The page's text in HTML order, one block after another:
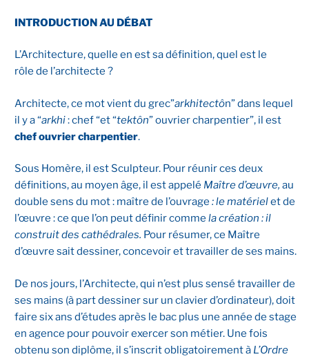
INTRODUCTION AU DÉBAT
L’Architecture, quelle en est sa définition, quel est le
rôle de l’architecte ?
Architecte, ce mot vient du grec”arkhitectôn” dans lequel
il y a “arkhi: chef “et “tektôn” ouvrier charpentier”, il est
chef ouvrier charpentier.
Sous Homère, il est Sculpteur. Pour réunir ces deux
définitions, au moyen âge, il est appelé Maître d’œuvre, au
double sens du mot : maître de l’ouvrage: le matérielet de
l’œuvre : ce que l’on peut définir commela création : il
construit des cathédrales. Pour résumer, ce Maître
d’œuvre sait dessiner, concevoir et travailler de ses mains.
De nos jours, l’Architecte, qui n’est plus sensé travailler de
ses mains (à part dessiner sur un clavier d’ordinateur), doit
faire six ans d’études après le bac plus une année de stage
en agence pour pouvoir exercer son métier. Une fois
obtenu son diplôme, il s’inscrit obligatoirement à L’Ordre